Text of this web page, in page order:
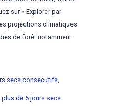
sur « Explorer par
projections climatiques
de forêt notamment :
secs consecutifs,
de 5 jours secs